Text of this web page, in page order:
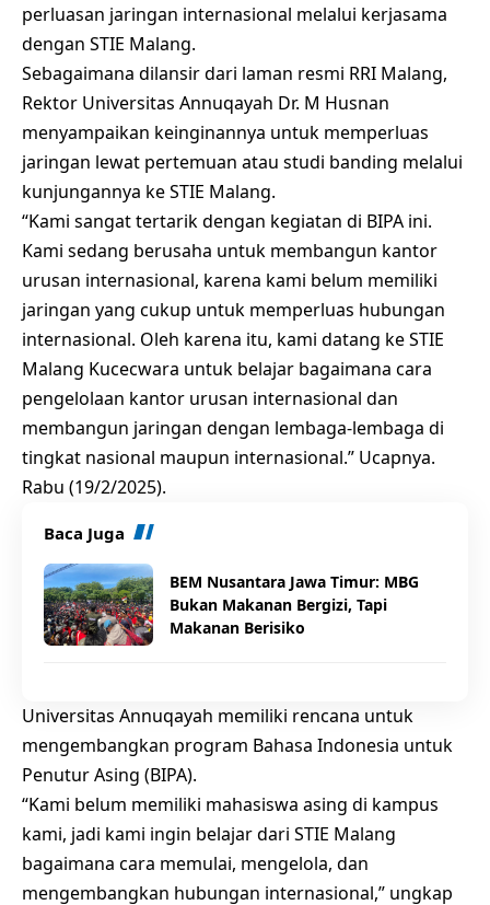
perluasan jaringan internasional melalui kerjasama
dengan STIE Malang.
Sebagaimana dilansir dari laman resmi RRI Malang,
Rektor Universitas Annuqayah Dr. M Husnan
menyampaikan keinginannya untuk memperluas
jaringan lewat pertemuan atau studi banding melalui
kunjungannya ke STIE Malang.
“Kami sangat tertarik dengan kegiatan di BIPA ini.
Kami sedang berusaha untuk membangun kantor
urusan internasional, karena kami belum memiliki
jaringan yang cukup untuk memperluas hubungan
internasional. Oleh karena itu, kami datang ke STIE
Malang Kucecwara untuk belajar bagaimana cara
pengelolaan kantor urusan internasional dan
membangun jaringan dengan lembaga-lembaga di
tingkat nasional maupun internasional.” Ucapnya.
Rabu (19/2/2025).
Baca Juga
BEM Nusantara Jawa Timur: MBG
Bukan Makanan Bergizi, Tapi
Makanan Berisiko
Universitas Annuqayah memiliki rencana untuk
mengembangkan program Bahasa Indonesia untuk
Penutur Asing (BIPA).
“Kami belum memiliki mahasiswa asing di kampus
kami, jadi kami ingin belajar dari STIE Malang
bagaimana cara memulai, mengelola, dan
mengembangkan hubungan internasional,” ungkap